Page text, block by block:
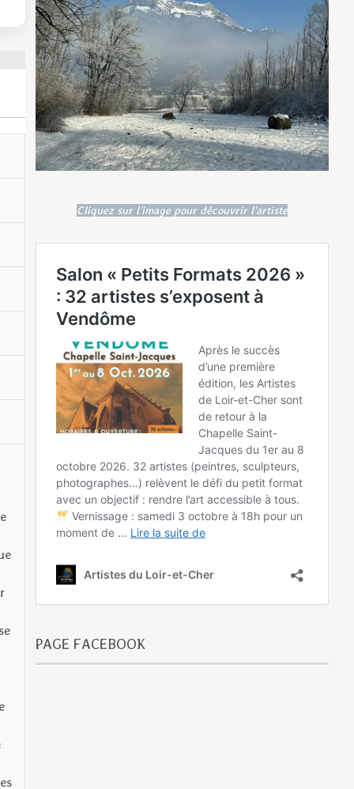
Cliquez sur l'image pour découvrir l'artiste
PAGE FACEBOOK